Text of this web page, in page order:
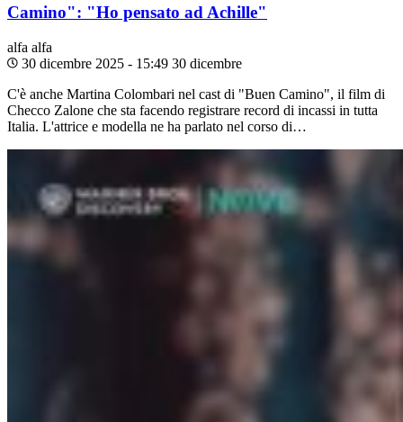
Camino": "Ho pensato ad Achille"
alfa alfa
30 dicembre 2025 - 15:49 30 dicembre
C'è anche Martina Colombari nel cast di "Buen Camino", il film di
Checco Zalone che sta facendo registrare record di incassi in tutta
Italia. L'attrice e modella ne ha parlato nel corso di…